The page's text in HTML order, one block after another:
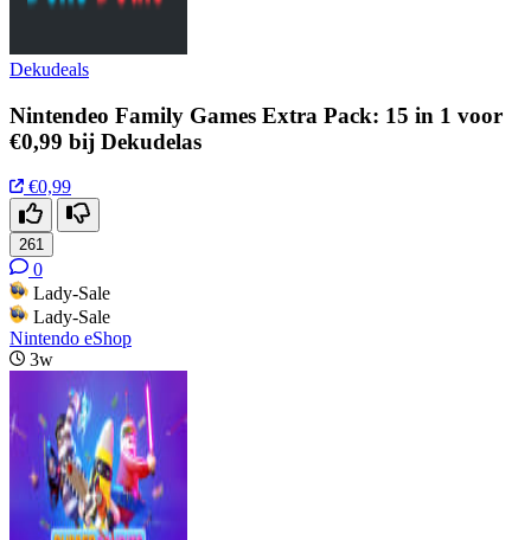
Dekudeals
Nintendeo Family Games Extra Pack: 15 in 1 voor
€0,99 bij Dekudelas
€0,99
261
0
Lady-Sale
Lady-Sale
Nintendo eShop
3w